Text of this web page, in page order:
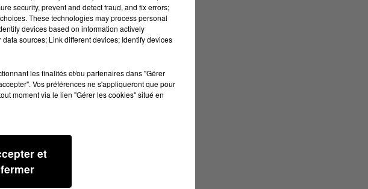
security, prevent and detect fraud, and fix errors;
These technologies may process personal
devices based on information actively
sources; Link different devices; Identify devices
les finalités et/ou partenaires dans "Gérer
Vos préférences ne s'appliqueront que pour
moment via le lien "Gérer les cookies" situé en
et
fermer